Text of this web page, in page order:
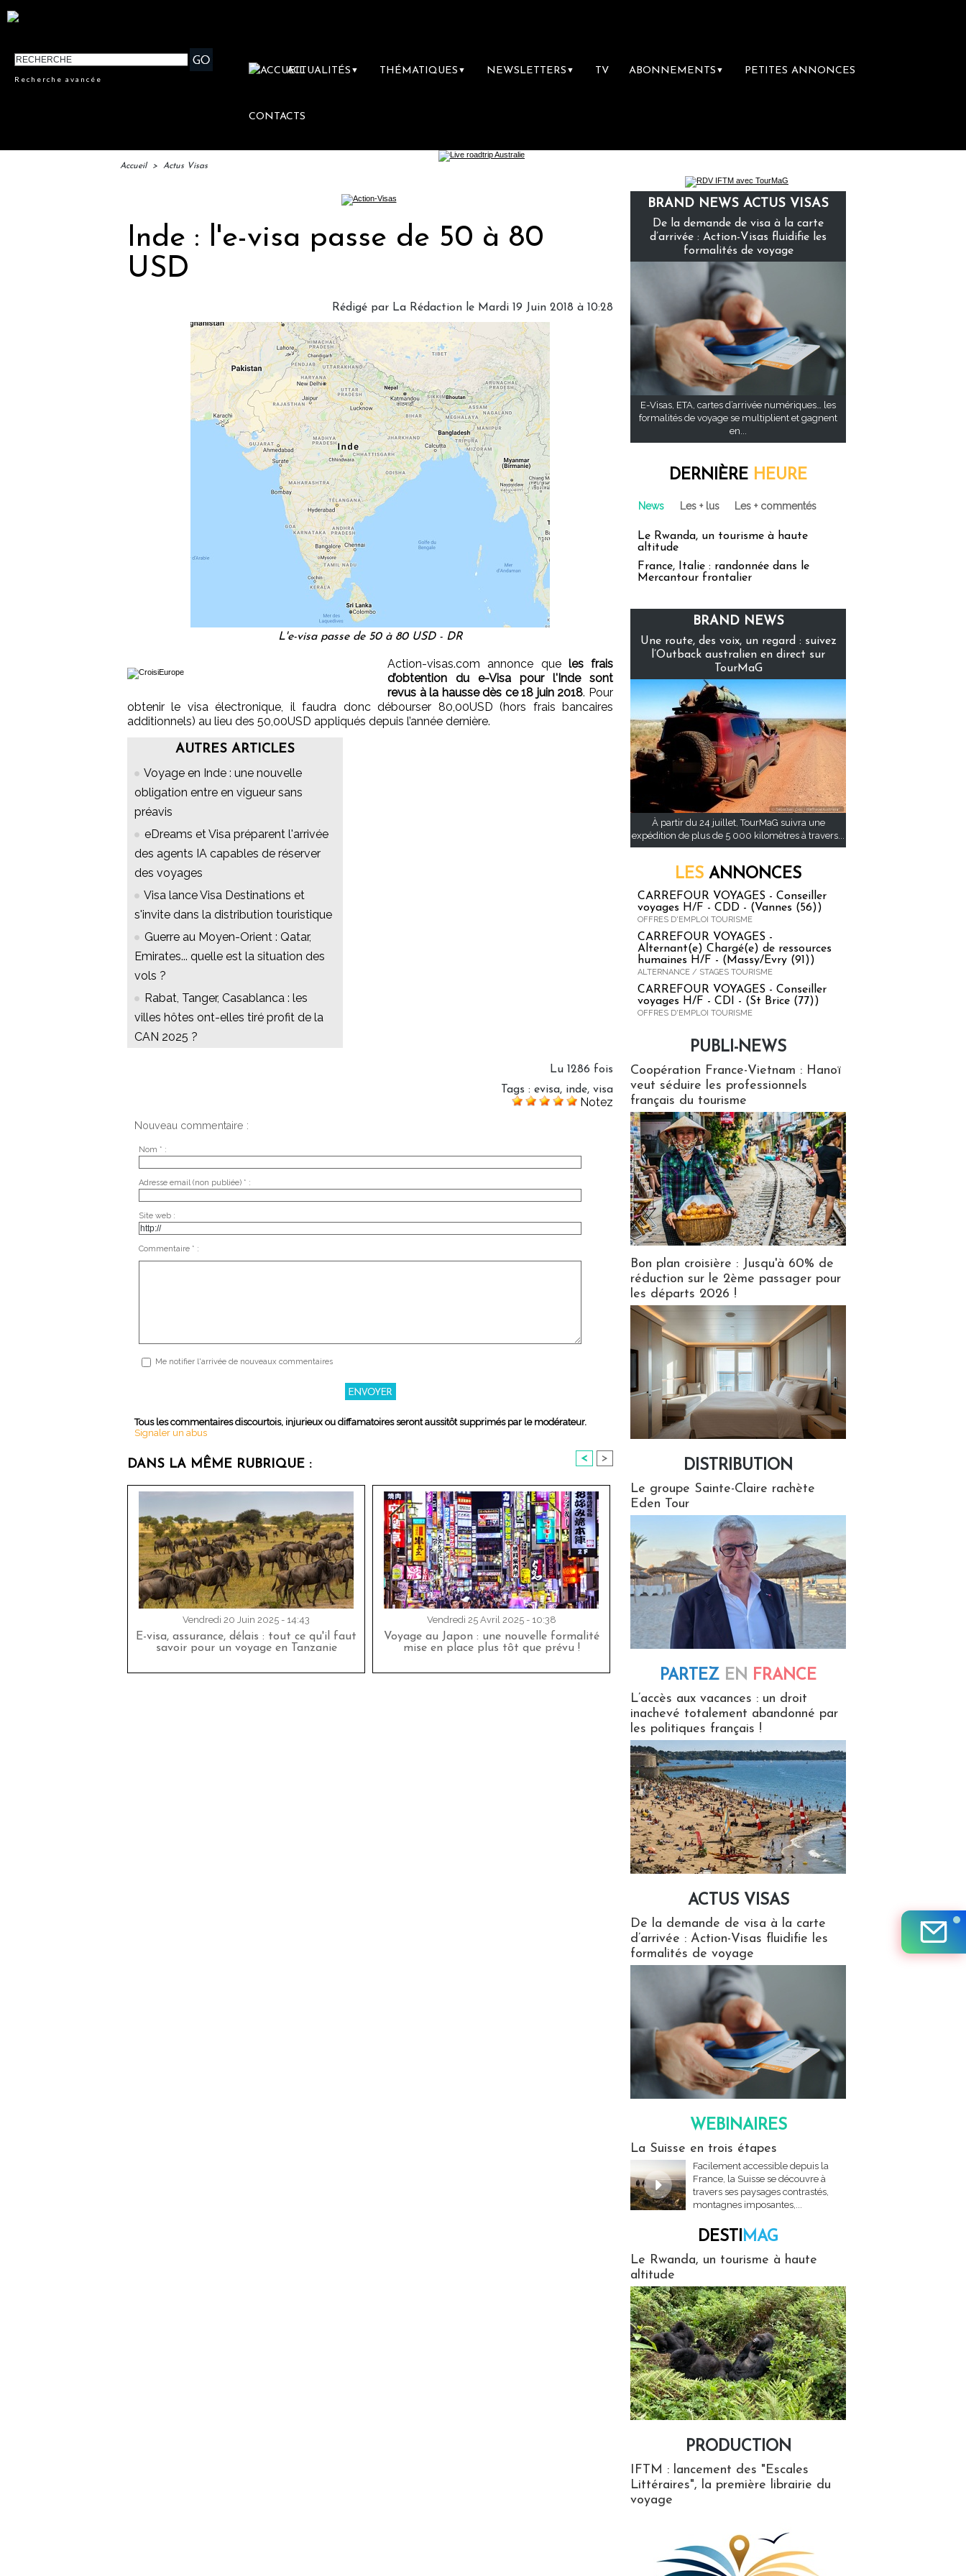
Recherche avancée
ACTUALITÉS ▼ THÉMATIQUES ▼ NEWSLETTERS ▼ TV ABONNEMENTS ▼ PETITES ANNONCES
CONTACTS
Accueil > Actus Visas
Inde : l'e-visa passe de 50 à 80
USD
Rédigé par La Rédaction le Mardi 19 Juin 2018 à 10:28
L'e-visa passe de 50 à 80 USD - DR
Action-visas.com annonce que les frais
d’obtention du e-Visa pour l'Inde sont
revus à la hausse dès ce 18 juin 2018. Pour
obtenir le visa électronique, il faudra donc débourser 80,00USD (hors frais bancaires
additionnels) au lieu des 50,00USD appliqués depuis l’année dernière.
AUTRES ARTICLES
Voyage en Inde : une nouvelle
obligation entre en vigueur sans
préavis
eDreams et Visa préparent l'arrivée
des agents IA capables de réserver
des voyages
Visa lance Visa Destinations et
s'invite dans la distribution touristique
Guerre au Moyen-Orient : Qatar,
Emirates... quelle est la situation des
vols ?
Rabat, Tanger, Casablanca : les
villes hôtes ont-elles tiré profit de la
CAN 2025 ?
Lu 1286 fois
Tags : evisa, inde, visa
Notez
Nouveau commentaire :
Nom * :
Adresse email (non publiée) * :
Site web :
Commentaire * :
Me notifier l'arrivée de nouveaux commentaires
Tous les commentaires discourtois, injurieux ou diffamatoires seront aussitôt supprimés par le modérateur.
Signaler un abus
DANS LA MÊME RUBRIQUE : < >
Vendredi 20 Juin 2025 - 14:43
E-visa, assurance, délais : tout ce qu'il faut
savoir pour un voyage en Tanzanie
Vendredi 25 Avril 2025 - 10:38
Voyage au Japon : une nouvelle formalité
mise en place plus tôt que prévu !
BRAND NEWS ACTUS VISAS
De la demande de visa à la carte
d’arrivée : Action-Visas fluidifie les
formalités de voyage
E-Visas, ETA, cartes d’arrivée numériques… les
formalités de voyage se multiplient et gagnent
en...
DERNIÈRE HEURE
News Les + lus Les + commentés
Le Rwanda, un tourisme à haute
altitude
France, Italie : randonnée dans le
Mercantour frontalier
BRAND NEWS
Une route, des voix, un regard : suivez
l’Outback australien en direct sur
TourMaG
À partir du 24 juillet, TourMaG suivra une
expédition de plus de 5 000 kilomètres à travers...
LES ANNONCES
CARREFOUR VOYAGES - Conseiller
voyages H/F - CDD - (Vannes (56))
OFFRES D'EMPLOI TOURISME
CARREFOUR VOYAGES -
Alternant(e) Chargé(e) de ressources
humaines H/F - (Massy/Evry (91))
ALTERNANCE / STAGES TOURISME
CARREFOUR VOYAGES - Conseiller
voyages H/F - CDI - (St Brice (77))
OFFRES D'EMPLOI TOURISME
PUBLI-NEWS
Coopération France-Vietnam : Hanoï
veut séduire les professionnels
français du tourisme
Bon plan croisière : Jusqu'à 60% de
réduction sur le 2ème passager pour
les départs 2026 !
DISTRIBUTION
Le groupe Sainte-Claire rachète
Eden Tour
PARTEZ EN FRANCE
L’accès aux vacances : un droit
inachevé totalement abandonné par
les politiques français !
ACTUS VISAS
De la demande de visa à la carte
d’arrivée : Action-Visas fluidifie les
formalités de voyage
WEBINAIRES
La Suisse en trois étapes
Facilement accessible depuis la
France, la Suisse se découvre à
travers ses paysages contrastés,
montagnes imposantes,...
DESTIMAG
Le Rwanda, un tourisme à haute
altitude
PRODUCTION
IFTM : lancement des "Escales
Littéraires", la première librairie du
voyage